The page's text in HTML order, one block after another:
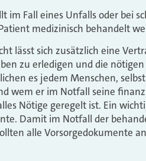
im Fall eines Unfalls oder bei
medizinisch behandelt
lässt sich zusätzlich eine
zu erledigen und die
es jedem Menschen,
wem er im Notfall seine
Nötige geregelt ist. Ein
Damit im Notfall der
alle Vorsorgedokumente